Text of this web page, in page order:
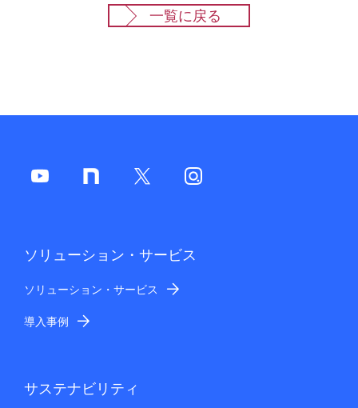
一覧に戻る
ソリューション・サービス
ソリューション・サービス
導入事例
サステナビリティ